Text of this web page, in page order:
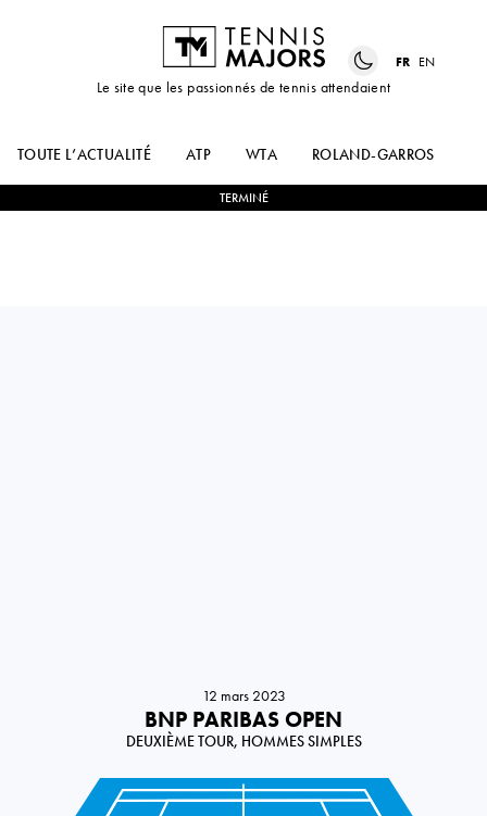
Le site que les passionnés de tennis attendaient
FR EN
TOUTE L’ACTUALITÉ ATP WTA ROLAND-GARROS
TERMINÉ
12 mars 2023
BNP PARIBAS OPEN
DEUXIÈME TOUR, HOMMES SIMPLES